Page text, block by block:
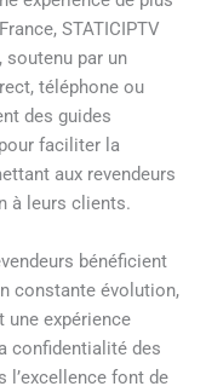
STATICIPTV
par un
téléphone ou
des guides
faciliter la
aux revendeurs
à leurs clients.
bénéficient
constante évolution,
expérience
confidentialité des
l’excellence font de